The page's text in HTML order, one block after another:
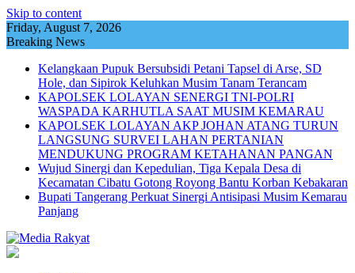
Skip to content
Friday, August 7, 2026
Breaking News
Kelangkaan Pupuk Bersubsidi Petani Tapsel di Arse, SD
Hole, dan Sipirok Keluhkan Musim Tanam Terancam
KAPOLSEK LOLAYAN SENERGI TNI-POLRI
WASPADA KARHUTLA SAAT MUSIM KEMARAU
KAPOLSEK LOLAYAN AKP JOHAN ATANG TURUN
LANGSUNG SURVEI LAHAN PERTANIAN
MENDUKUNG PROGRAM KETAHANAN PANGAN
Wujud Sinergi dan Kepedulian, Tiga Kepala Desa di
Kecamatan Cibatu Gotong Royong Bantu Korban Kebakaran
Bupati Tangerang Perkuat Sinergi Antisipasi Musim Kemarau
Panjang